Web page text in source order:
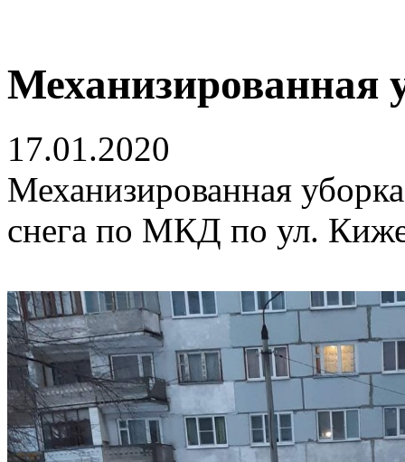
Механизированная
17.01.2020
Механизированная
снега по МКД по ул.